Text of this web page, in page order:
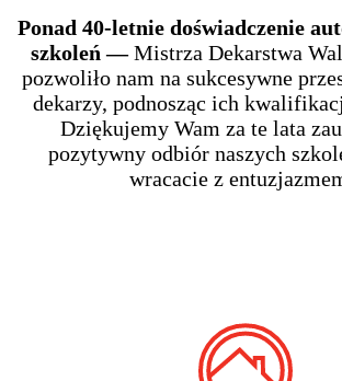
Ponad 40-letnie doświadczenie
szkoleń —Mistrza Dekarstwa
pozwoliło nam na sukcesywne
dekarzy, podnosząc ich
Dziękujemy Wam za te lata
pozytywny odbiór naszych
wracacie z